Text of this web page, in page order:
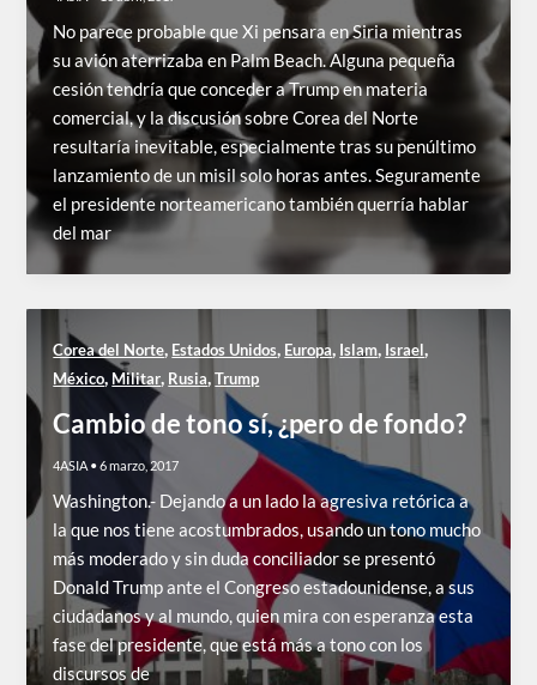
No parece probable que Xi pensara en Siria mientras
su avión aterrizaba en Palm Beach. Alguna pequeña
cesión tendría que conceder a Trump en materia
comercial, y la discusión sobre Corea del Norte
resultaría inevitable, especialmente tras su penúltimo
lanzamiento de un misil solo horas antes. Seguramente
el presidente norteamericano también querría hablar
del mar
Corea del Norte, Estados Unidos, Europa, Islam, Israel,
México, Militar, Rusia,Trump
Cambio de tono sí, ¿pero de fondo?
4ASIA •6 marzo, 2017
Washington.- Dejando a un lado la agresiva retórica a
la que nos tiene acostumbrados, usando un tono mucho
más moderado y sin duda conciliador se presentó
Donald Trump ante el Congreso estadounidense, a sus
ciudadanos y al mundo, quien mira con esperanza esta
fase del presidente, que está más a tono con los
discursos de